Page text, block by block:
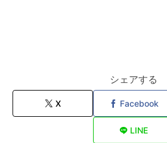
シェアする
X Facebook
LINE